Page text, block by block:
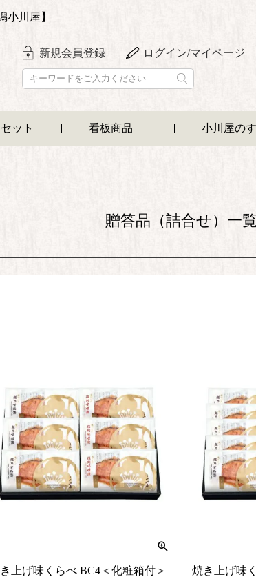
川屋】
新規会員登録 ログイン/マイページ
ット 看板商品 小川屋の
贈答品（詰合せ）一覧
上げ味くらべ BC4＜化粧箱付＞ 焼き上げ味